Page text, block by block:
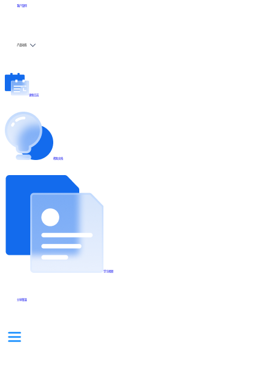
客户案例
产品动态
更新日志
帮助文档
学习视频
分享集锦